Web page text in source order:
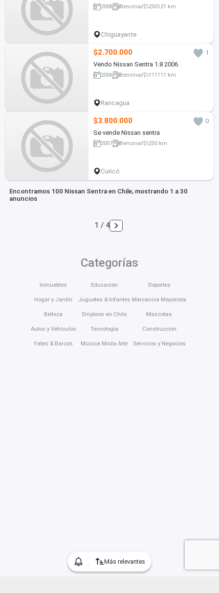
Más relevantes
2008 Bencina 250121 km
Chiguayante
$2.700.000
1
Vendo Nissan Sentra 1.8 2006
2006 Bencina 111111 km
Rancagua
$3.800.000
0
Se vende Nissan sentra
2007 Bencina 250 km
Curicó
Encontramos 100 Nissan Sentra en Chile, mostrando 1 a 30
anuncios
1 / 4
Categorías
Inmuebles
Hogar y Jardín
Belleza
Autos y Vehículos
Yates & Barcos
Educación
Juguetes & Infantes
Empleos en Chile
Tecnología
Música Moda Arte
Deportes
Mercancía Mayorista
Mascotas
Construcción
Servicios y Negocios